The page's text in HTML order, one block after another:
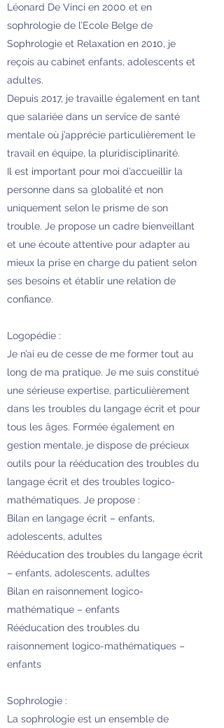
Léonard De Vinci en 2000 et en
sophrologie de l’Ecole Belge de
Sophrologie et Relaxation en 2010, je
reçois au cabinet enfants, adolescents et
adultes.
Depuis 2017, je travaille également en tant
que salariée dans un service de santé
mentale où j’apprécie particulièrement le
travail en équipe, la pluridisciplinarité.
Il est important pour moi d’accueillir la
personne dans sa globalité et non
uniquement selon le prisme de son
trouble. Je propose un cadre bienveillant
et une écoute attentive pour adapter au
mieux la prise en charge du patient selon
ses besoins et établir une relation de
confiance.
Logopédie :
Je n’ai eu de cesse de me former tout au
long de ma pratique. Je me suis constitué
une sérieuse expertise, particulièrement
dans les troubles du langage écrit et pour
tous les âges. Formée également en
gestion mentale, je dispose de précieux
outils pour la rééducation des troubles du
langage écrit et des troubles logico-
mathématiques. Je propose :
Bilan en langage écrit – enfants,
adolescents, adultes
Rééducation des troubles du langage écrit
– enfants, adolescents, adultes
Bilan en raisonnement logico-
mathématique – enfants
Rééducation des troubles du
raisonnement logico-mathématiques –
enfants
Sophrologie :
La sophrologie est un ensemble de